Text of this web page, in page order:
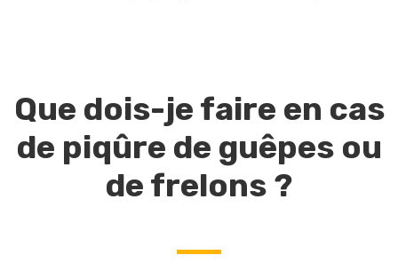
Que dois-je faire en cas
de piqûre de guêpes ou
de frelons ?